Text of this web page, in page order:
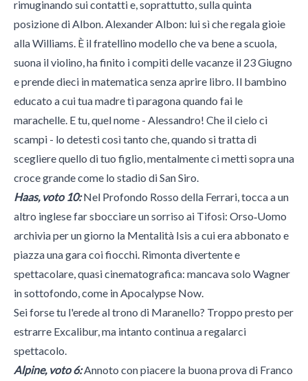
rimuginando sui contatti e, soprattutto, sulla quinta
posizione di Albon. Alexander Albon: lui sì che regala gioie
alla Williams. È il fratellino modello che va bene a scuola,
suona il violino, ha finito i compiti delle vacanze il 23 Giugno
e prende dieci in matematica senza aprire libro. Il bambino
educato a cui tua madre ti paragona quando fai le
marachelle. E tu, quel nome - Alessandro! Che il cielo ci
scampi - lo detesti così tanto che, quando si tratta di
scegliere quello di tuo figlio, mentalmente ci metti sopra una
croce grande come lo stadio di San Siro.
Haas, voto 10:Nel Profondo Rosso della Ferrari, tocca a un
altro inglese far sbocciare un sorriso ai Tifosi: Orso‑Uomo
archivia per un giorno la Mentalità Isis a cui era abbonato e
piazza una gara coi fiocchi. Rimonta divertente e
spettacolare, quasi cinematografica: mancava solo Wagner
in sottofondo, come in Apocalypse Now.
Sei forse tu l'erede al trono di Maranello? Troppo presto per
estrarre Excalibur, ma intanto continua a regalarci
spettacolo.
Alpine, voto 6:Annoto con piacere la buona prova di Franco